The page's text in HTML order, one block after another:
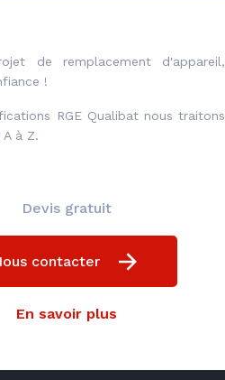
de remplacement d'appareil,
!
RGE Qualibat nous traitons
à Z.
Devis gratuit
contacter
En savoir plus